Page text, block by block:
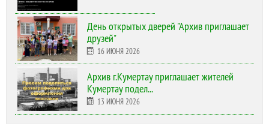
День открытых дверей "Архив приглашает
друзей"
16 ИЮНЯ 2026
Архив г.Кумертау приглашает жителей
Кумертау подел...
13 ИЮНЯ 2026